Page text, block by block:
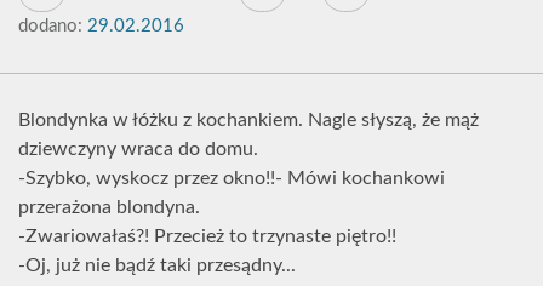
dodano: 29.02.2016
Blondynka w łóżku z kochankiem. Nagle słyszą, że mąż
dziewczyny wraca do domu.
-Szybko, wyskocz przez okno!!- Mówi kochankowi
przerażona blondyna.
-Zwariowałaś?! Przecież to trzynaste piętro!!
-Oj, już nie bądź taki przesądny...